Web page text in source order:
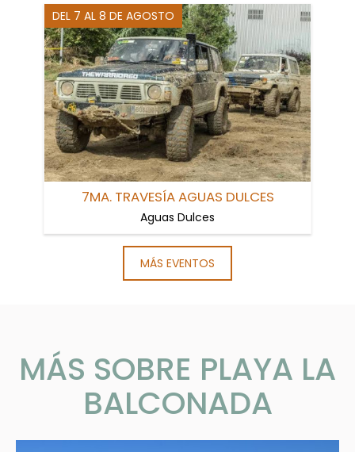
DEL 7 AL 8 DE AGOSTO
7MA. TRAVESÍA AGUAS DULCES
Aguas Dulces
MÁS EVENTOS
MÁS SOBRE PLAYA LA
BALCONADA